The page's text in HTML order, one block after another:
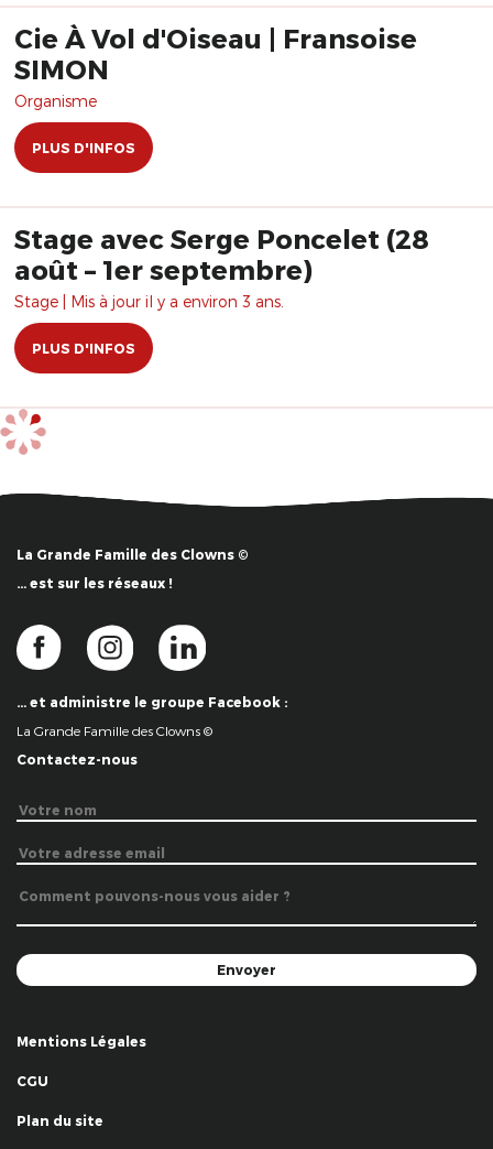
Cie À Vol d'Oiseau | Fransoise
SIMON
Organisme
PLUS D'INFOS
Stage avec Serge Poncelet (28
août – 1er septembre)
Stage | Mis à jour il y a environ 3 ans.
PLUS D'INFOS
La Grande Famille des Clowns ©
… est sur les réseaux !
… et administre le groupe Facebook :
La Grande Famille des Clowns ©
Contactez-nous
Mentions Légales
CGU
Plan du site